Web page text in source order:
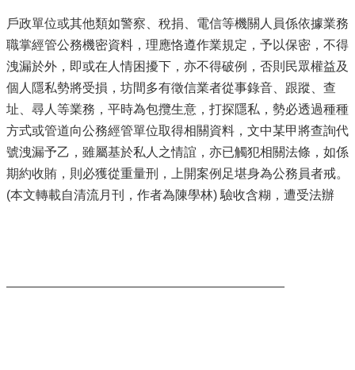
戶政單位或其他類如警察、稅捐、電信等機關人員係依據業務
職掌經管公務機密資料，理應恪遵作業規定，予以保密，不得
洩漏於外，即或在人情困擾下，亦不得破例，否則民眾權益及
個人隱私勢將受損，坊間多有徵信業者從事錄音、跟蹤、查
址、尋人等業務，平時為包攬生意，打探隱私，勢必透過種種
方式或管道向公務經管單位取得相關資料，文中某甲將查詢代
號洩漏予乙，雖屬基於私人之情誼，亦已觸犯相關法條，如係
期約收賄，則必獲從重量刑，上開案例足堪身為公務員者戒。
(本文轉載自清流月刊，作者為陳學林) 驗收含糊，遭受法辦